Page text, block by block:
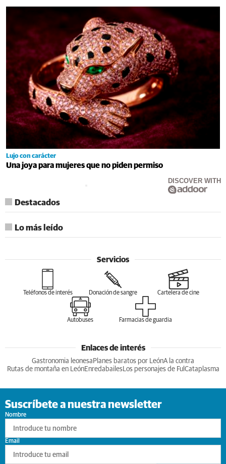
Lujo con carácter
Una joya para mujeres que no piden permiso
DISCOVER WITH
Destacados
Lo más leído
Servicios
Teléfonos de interés Donación de sangre Cartelera de cine
Autobuses Farmacias de guardia
Enlaces de interés
Gastronomia leonesa Planes baratos por LeónA la contra
Rutas de montaña en LeónEnredabailesLos personajes de Ful Cataplasma
Suscríbete a nuestra newsletter
Nombre
Email